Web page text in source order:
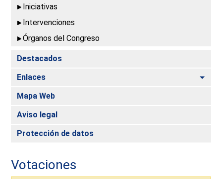
Iniciativas
Intervenciones
Órganos del Congreso
Destacados
Enlaces
Mapa Web
Aviso legal
Protección de datos
Votaciones